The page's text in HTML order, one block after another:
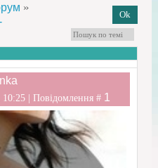
»
| Повідомлення # 1